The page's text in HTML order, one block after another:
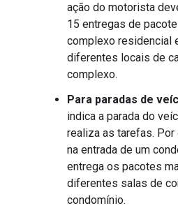
ação do motorista
15 entregas de
complexo residencial
diferentes locais de
complexo.
Para paradas de
indica a parada do
realiza as tarefas. Por
na entrada de um
entrega os pacotes
diferentes salas de
condomínio.